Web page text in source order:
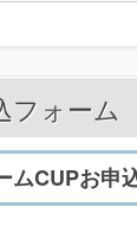
フォーム
ムCUPお申